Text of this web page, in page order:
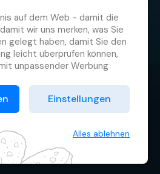
Aquapark Prague, a.s.
Geschäftsbedingungen
Verwaltung
auf dem Web - damit die
wir uns merken, was Sie
gelegt haben, damit Sie den
leicht überprüfen können,
unpassender Werbung
von Ihnen Ihre
die zeitweilig auf Ihrem
werden. Wir danken Ihnen,
erteilen und uns so
Einstellungen
Alles ablehnen